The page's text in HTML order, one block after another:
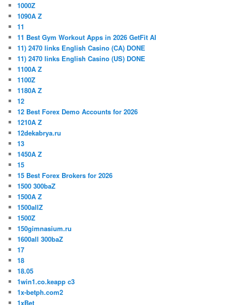
1000Z
1090A Z
11
11 Best Gym Workout Apps in 2026 GetFit AI
11) 2470 links English Casino (CA) DONE
11) 2470 links English Casino (US) DONE
1100A Z
1100Z
1180A Z
12
12 Best Forex Demo Accounts for 2026
1210A Z
12dekabrya.ru
13
1450A Z
15
15 Best Forex Brokers for 2026
1500 300baZ
1500A Z
1500allZ
1500Z
150gimnasium.ru
1600all 300baZ
17
18
18.05
1win1.co.keapp c3
1x-betph.com2
1xBet